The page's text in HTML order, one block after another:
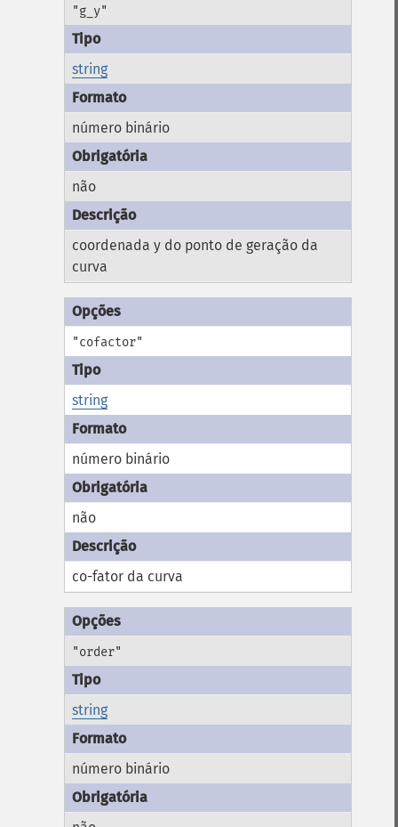
"g_y"
string
número binário
não
coordenada y do ponto de geração da
curva
"cofactor"
string
número binário
não
co-fator da curva
"order"
string
número binário